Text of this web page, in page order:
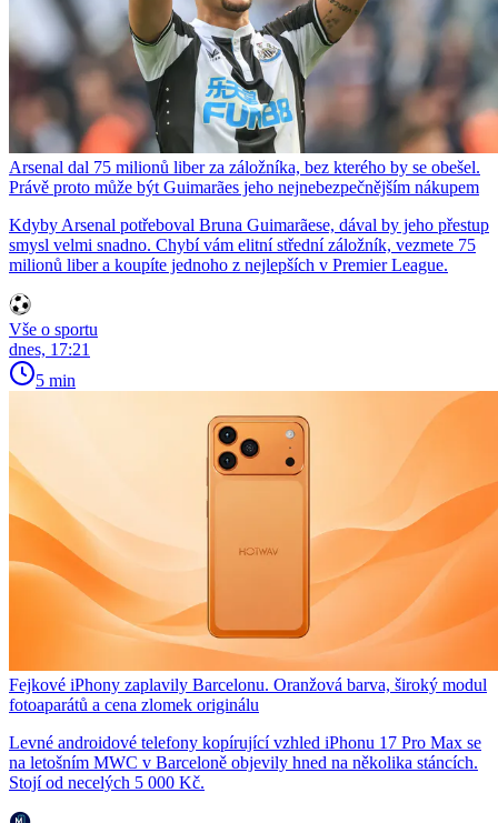
Arsenal dal 75 milionů liber za záložníka, bez kterého by se obešel.
Právě proto může být Guimarães jeho nejnebezpečnějším nákupem
Kdyby Arsenal potřeboval Bruna Guimarãese, dával by jeho přestup
smysl velmi snadno. Chybí vám elitní střední záložník, vezmete 75
milionů liber a koupíte jednoho z nejlepších v Premier League.
Vše o sportu
dnes, 17:21
5 min
Fejkové iPhony zaplavily Barcelonu. Oranžová barva, široký modul
fotoaparátů a cena zlomek originálu
Levné androidové telefony kopírující vzhled iPhonu 17 Pro Max se
na letošním MWC v Barceloně objevily hned na několika stáncích.
Stojí od necelých 5 000 Kč.